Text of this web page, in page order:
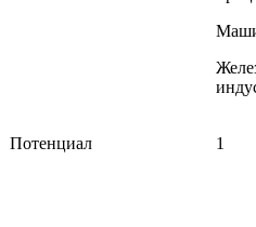
Потенциал 1